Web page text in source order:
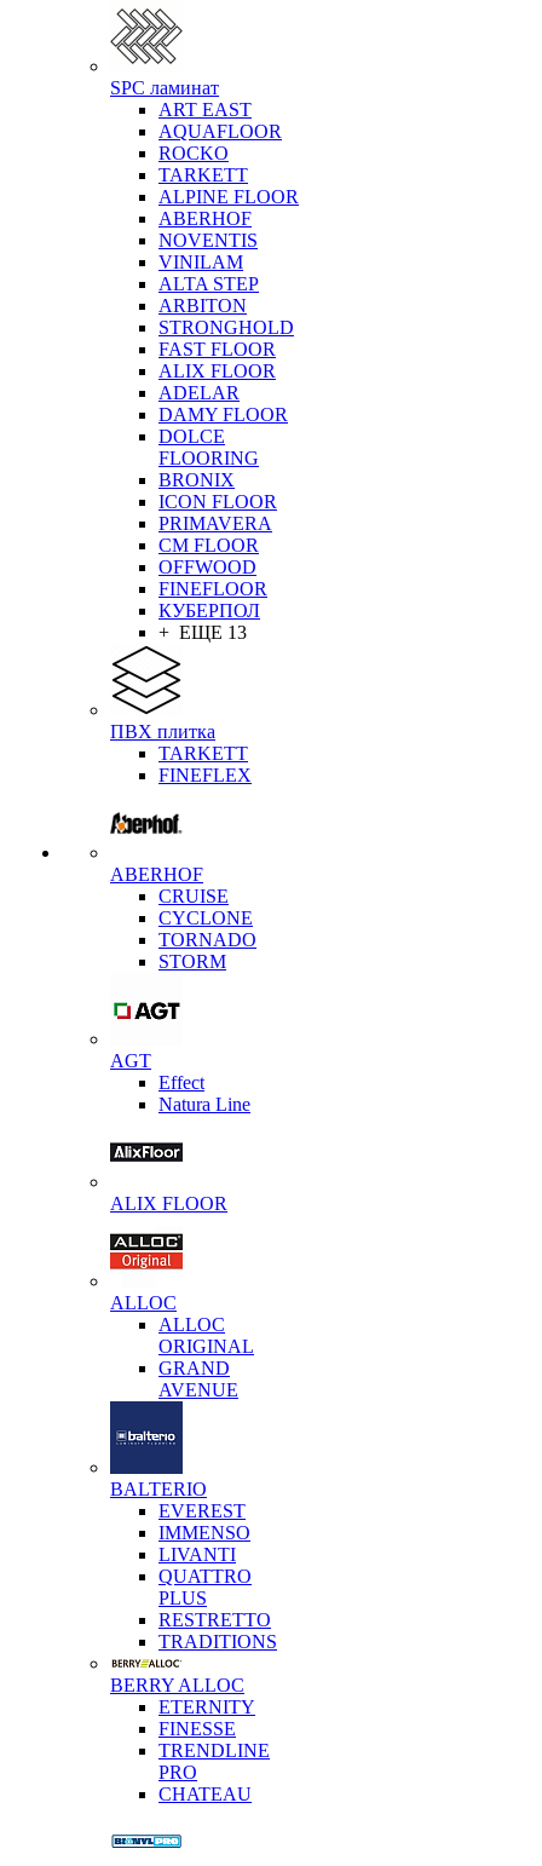
SPC ламинат
ART EAST
AQUAFLOOR
ROCKO
TARKETT
ALPINE FLOOR
ABERHOF
NOVENTIS
VINILAM
ALTA STEP
ARBITON
STRONGHOLD
FAST FLOOR
ALIX FLOOR
ADELAR
DAMY FLOOR
DOLCE
FLOORING
BRONIX
ICON FLOOR
PRIMAVERA
CM FLOOR
OFFWOOD
FINEFLOOR
КУБЕРПОЛ
+ ЕЩЕ 13
ПВХ плитка
TARKETT
FINEFLEX
ABERHOF
CRUISE
CYCLONE
TORNADO
STORM
AGT
Effect
Natura Line
ALIX FLOOR
ALLOC
ALLOC
ORIGINAL
GRAND
AVENUE
BALTERIO
EVEREST
IMMENSO
LIVANTI
QUATTRO
PLUS
RESTRETTO
TRADITIONS
BERRY ALLOC
ETERNITY
FINESSE
TRENDLINE
PRO
CHATEAU